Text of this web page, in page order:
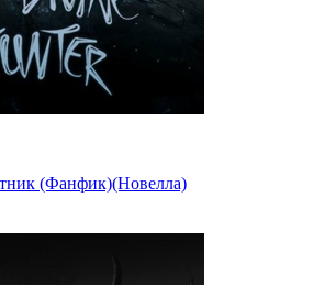
(Фанфик)(Новелла)